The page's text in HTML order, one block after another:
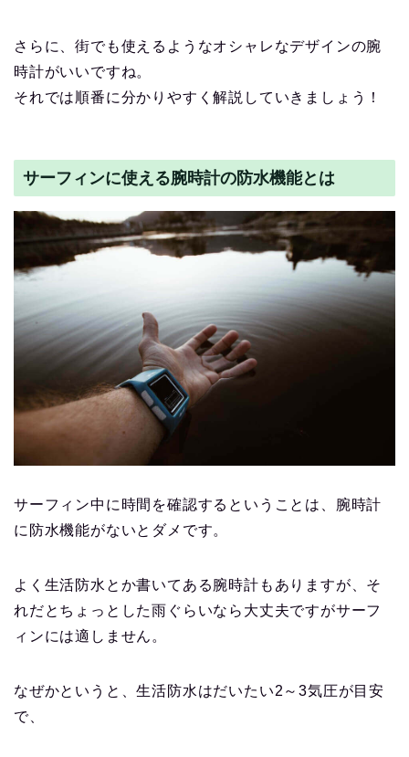
さらに、街でも使えるようなオシャレなデザインの腕
時計がいいですね。
それでは順番に分かりやすく解説していきましょう！
サーフィンに使える腕時計の防水機能とは
サーフィン中に時間を確認するということは、腕時計
に防水機能がないとダメです。
よく生活防水とか書いてある腕時計もありますが、そ
れだとちょっとした雨ぐらいなら大丈夫ですがサーフ
ィンには適しません。
なぜかというと、生活防水はだいたい2～3気圧が目安
で、